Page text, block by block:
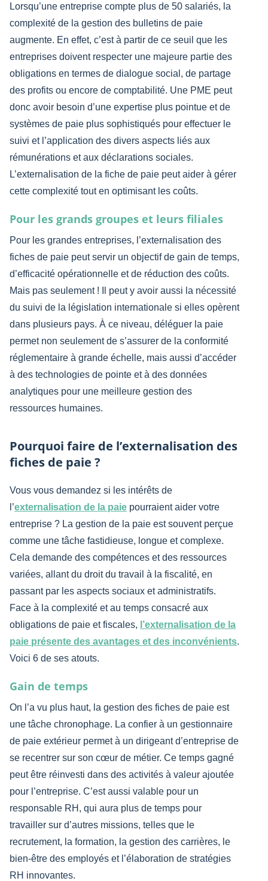
Lorsqu’une entreprise compte plus de 50 salariés, la
complexité de la gestion des bulletins de paie
augmente. En effet, c’est à partir de ce seuil que les
entreprises doivent respecter une majeure partie des
obligations en termes de dialogue social, de partage
des profits ou encore de comptabilité. Une PME peut
donc avoir besoin d’une expertise plus pointue et de
systèmes de paie plus sophistiqués pour effectuer le
suivi et l’application des divers aspects liés aux
rémunérations et aux déclarations sociales.
L’externalisation de la fiche de paie peut aider à gérer
cette complexité tout en optimisant les coûts.
Pour les grands groupes et leurs filiales
Pour les grandes entreprises, l’externalisation des
fiches de paie peut servir un objectif de gain de temps,
d’efficacité opérationnelle et de réduction des coûts.
Mais pas seulement ! Il peut y avoir aussi la nécessité
du suivi de la législation internationale si elles opèrent
dans plusieurs pays. À ce niveau, déléguer la paie
permet non seulement de s’assurer de la conformité
réglementaire à grande échelle, mais aussi d’accéder
à des technologies de pointe et à des données
analytiques pour une meilleure gestion des
ressources humaines.
Pourquoi faire de l’externalisation des
fiches de paie ?
Vous vous demandez si les intérêts de
l’externalisation de la paie pourraient aider votre
entreprise ? La gestion de la paie est souvent perçue
comme une tâche fastidieuse, longue et complexe.
Cela demande des compétences et des ressources
variées, allant du droit du travail à la fiscalité, en
passant par les aspects sociaux et administratifs.
Face à la complexité et au temps consacré aux
obligations de paie et fiscales, l’externalisation de la
paie présente des avantages et des inconvénients.
Voici 6 de ses atouts.
Gain de temps
On l’a vu plus haut, la gestion des fiches de paie est
une tâche chronophage. La confier à un gestionnaire
de paie extérieur permet à un dirigeant d’entreprise de
se recentrer sur son cœur de métier. Ce temps gagné
peut être réinvesti dans des activités à valeur ajoutée
pour l’entreprise. C’est aussi valable pour un
responsable RH, qui aura plus de temps pour
travailler sur d’autres missions, telles que le
recrutement, la formation, la gestion des carrières, le
bien-être des employés et l’élaboration de stratégies
RH innovantes.